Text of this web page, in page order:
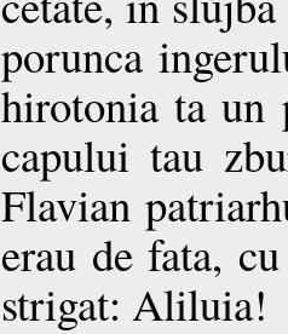
porunca
hirotonia ta un
capului tau
Flavian
erau de fata,
strigat: Aliluia!